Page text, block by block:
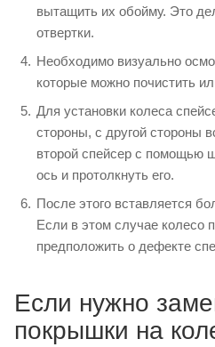
вытащить их обойму. Это
отвертки.
Необходимо визуально
которые можно почистить
Для установки колеса
стороны, с другой стороны
второй спейсер с помощью
ось и протолкнуть его.
После этого вставляется
Если в этом случае колесо
предположить о дефекте
Если нужно
покрышки на